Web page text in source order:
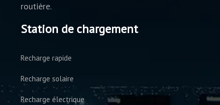
routière.
Station de chargement
Recharge rapide
Recharge solaire
Recharge électrique